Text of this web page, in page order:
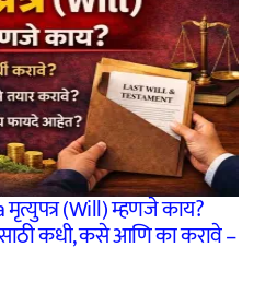
(Will) म्हणजे काय?
कधी, कसे आणि का करावे –